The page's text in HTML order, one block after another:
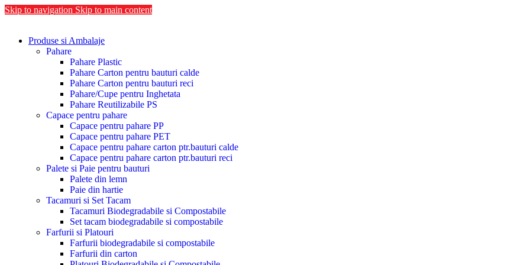
Skip to navigation Skip to main content
Produse si Ambalaje
Pahare
Pahare Plastic
Pahare Carton pentru bauturi calde
Pahare Carton pentru bauturi reci
Pahare/Cupe pentru Inghetata
Pahare Reutilizabile PS
Capace pentru pahare
Capace pentru pahare PP
Capace pentru pahare PET
Capace pentru pahare carton ptr.bauturi calde
Capace pentru pahare carton ptr.bauturi reci
Palete si Paie pentru bauturi
Palete din lemn
Paie din hartie
Tacamuri si Set Tacam
Tacamuri Biodegradabile si Compostabile
Set tacam biodegradabile si compostabile
Farfurii si Platouri
Farfurii biodegradabile si compostabile
Farfurii din carton